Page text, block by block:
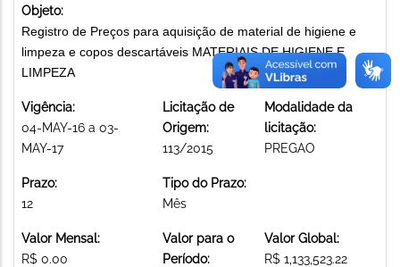
Objeto:
Registro de Preços para aquisição de material de higiene e
limpeza e copos descartáveis MATERIAIS DE HIGIENE E
LIMPEZA
Vigência:
04-MAY-16 a 03-
MAY-17
Licitação de
Origem:
113/2015
Modalidade da
licitação:
PREGAO
Prazo:
12
Tipo do Prazo:
Mês
Valor Mensal:
R$ 0.00
Valor para o
Período:
Valor Global:
R$ 1,133,523.22